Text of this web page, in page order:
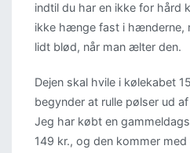
indtil du har en ikke for hård
ikke hænge fast i hænderne,
lidt blød, når man ælter den.
Dejen skal hvile i kølekabet
begynder at rulle pølser ud
Jeg har købt en
149 kr., og den kommer